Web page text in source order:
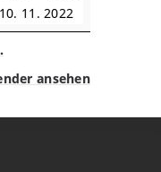
10. 11. 2022
ansehen